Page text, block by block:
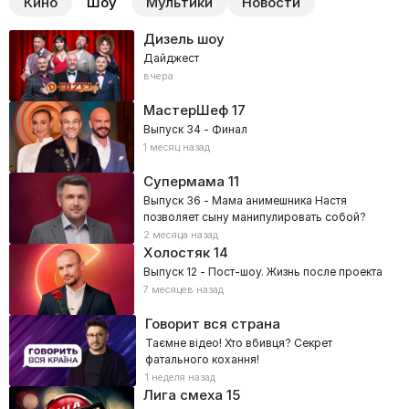
Дизель шоу
Дайджест
вчера
МастерШеф17
Выпуск 34 - Финал
1 месяц назад
Супермама 11
Выпуск 36 - Мама анимешника Настя
позволяет сыну манипулировать собой?
2 месяца назад
Холостяк14
Выпуск 12 - Пост-шоу. Жизнь после проекта
7 месяцев назад
Говорит вся страна
Таємне відео! Хто вбивця? Секрет
фатального кохання!
1 неделя назад
Лига смеха 15